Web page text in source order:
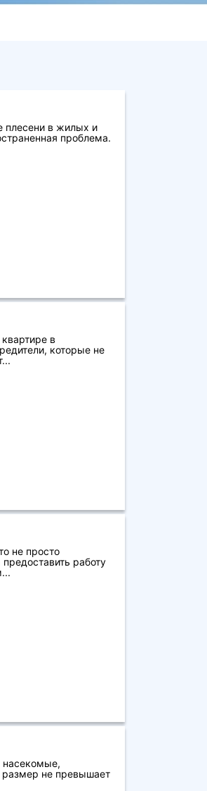
плесени в жилых и
проблема.
в
которые не
не просто
работу
насекомые,
размер не превышает